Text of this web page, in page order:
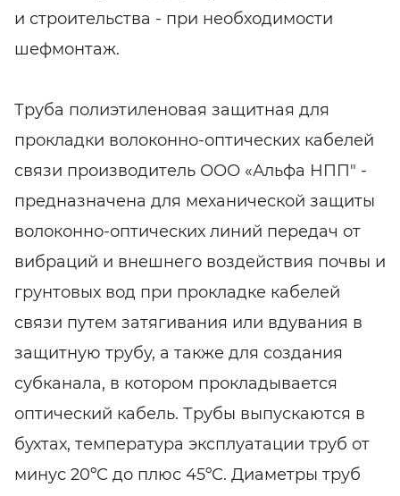
и строительства - при необходимости
шефмонтаж.
Труба полиэтиленовая защитная для
прокладки волоконно-оптических кабелей
связи производитель ООО «Альфа НПП" -
предназначена для механической защиты
волоконно-оптических линий передач от
вибраций и внешнего воздействия почвы и
грунтовых вод при прокладке кабелей
связи путем затягивания или вдувания в
защитную трубу, а также для создания
субканала, в котором прокладывается
оптический кабель. Трубы выпускаются в
бухтах, температура эксплуатации труб от
минус 20ºС до плюс 45ºС. Диаметры труб